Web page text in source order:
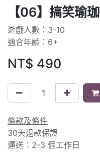
【06】搞笑瑜珈
遊戲人數：3-10
適合年齡：6+
NT$ 490
條款及條件
30天退款保證
運送：2-3 個工作日